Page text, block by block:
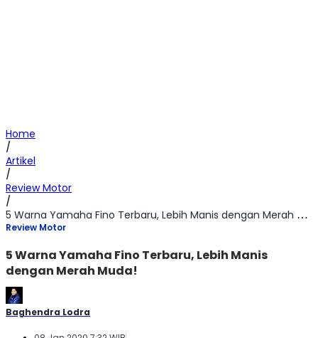
Home
/
Artikel
/
Review Motor
/
5 Warna Yamaha Fino Terbaru, Lebih Manis dengan Merah Muda!
Review Motor
5 Warna Yamaha Fino Terbaru, Lebih Manis
dengan Merah Muda!
Baghendra Lodra